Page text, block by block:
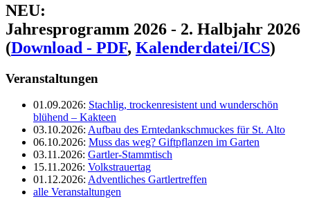
NEU:
Jahresprogramm 2026 - 2. Halbjahr 2026
(Download - PDF, Kalenderdatei/ICS)
Veranstaltungen
01.09.2026: Stachlig, trockenresistent und wunderschön
blühend – Kakteen
03.10.2026: Aufbau des Erntedankschmuckes für St. Alto
06.10.2026: Muss das weg? Giftpflanzen im Garten
03.11.2026: Gartler-Stammtisch
15.11.2026: Volkstrauertag
01.12.2026: Adventliches Gartlertreffen
alle Veranstaltungen